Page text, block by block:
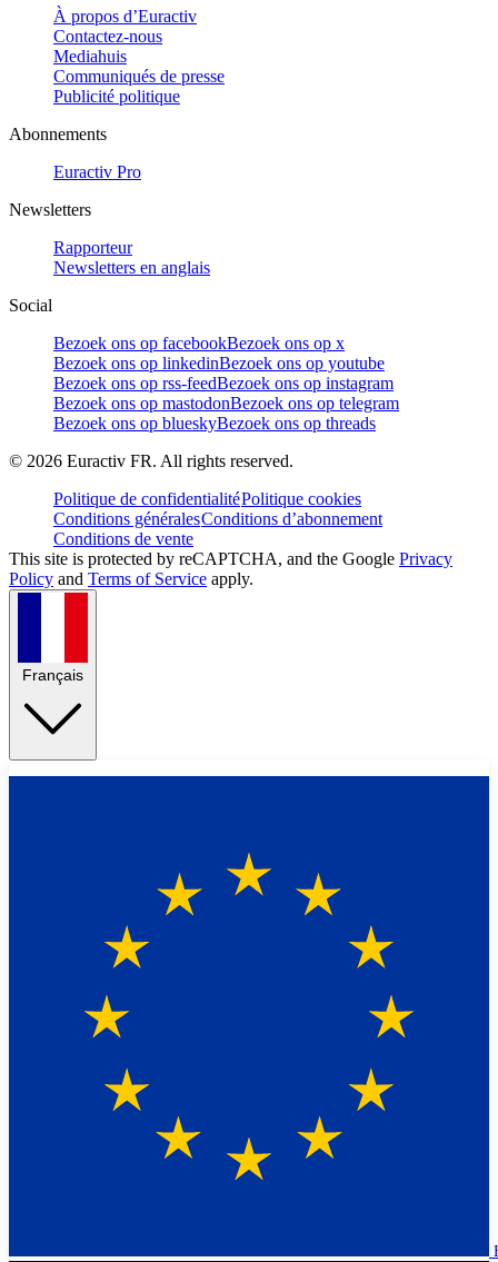
À propos d’Euractiv
Contactez-nous
Mediahuis
Communiqués de presse
Publicité politique
Abonnements
Euractiv Pro
Newsletters
Rapporteur
Newsletters en anglais
Social
Bezoek ons op facebookBezoek ons op x
Bezoek ons op linkedinBezoek ons op youtube
Bezoek ons op rss-feedBezoek ons op instagram
Bezoek ons op mastodonBezoek ons op telegram
Bezoek ons op blueskyBezoek ons op threads
© 2026 Euractiv FR. All rights reserved.
Politique de confidentialitéPolitique cookies
Conditions généralesConditions d’abonnement
Conditions de vente
This site is protected by reCAPTCHA, and the Google Privacy
Policy and Terms of Service apply.
Français